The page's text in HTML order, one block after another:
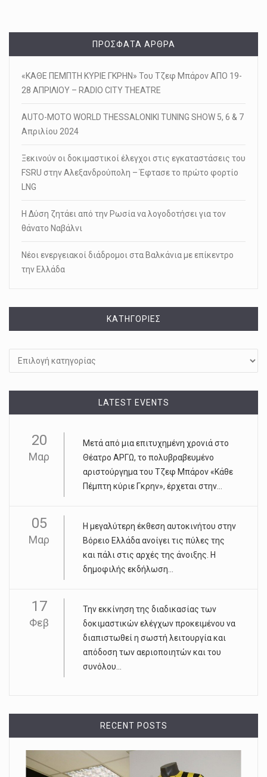
ΠΡΌΣΦΑΤΑ ΆΡΘΡΑ
«ΚΑΘΕ ΠΕΜΠΤΗ ΚΥΡΙΕ ΓΚΡΗΝ» Του Τζεφ Μπάρον ΑΠΟ 19-
28 ΑΠΡΙΛΙΟΥ – RADIO CITY THEATRE
AUTO-MOTO WORLD THESSALONIKI TUNING SHOW 5, 6 & 7
Απριλίου 2024
Ξεκινούν οι δοκιμαστικοί έλεγχοι στις εγκαταστάσεις του
FSRU στην Αλεξανδρούπολη – Έφτασε το πρώτο φορτίο
LNG
Η Δύση ζητάει από την Ρωσία να λογοδοτήσει για τον
θάνατο Ναβάλνι
Νέοι ενεργειακοί διάδρομοι στα Βαλκάνια με επίκεντρο
την Ελλάδα
KΑΤΗΓΟΡΊΕΣ
LATEST EVENTS
20
Μαρ
Μετά από μια επιτυχημένη χρονιά στο
Θέατρο ΑΡΓΩ, το πολυβραβευμένο
αριστούργημα του Τζεφ Μπάρον «Κάθε
Πέμπτη κύριε Γκρην», έρχεται στην...
05
Μαρ
Η μεγαλύτερη έκθεση αυτοκινήτου στην
Βόρειο Ελλάδα ανοίγει τις πύλες της
και πάλι στις αρχές της άνοιξης. Η
δημοφιλής εκδήλωση...
17
Φεβ
Την εκκίνηση της διαδικασίας των
δοκιμαστικών ελέγχων προκειμένου να
διαπιστωθεί η σωστή λειτουργία και
απόδοση των αεριοποιητών και του
συνόλου...
RECENT POSTS